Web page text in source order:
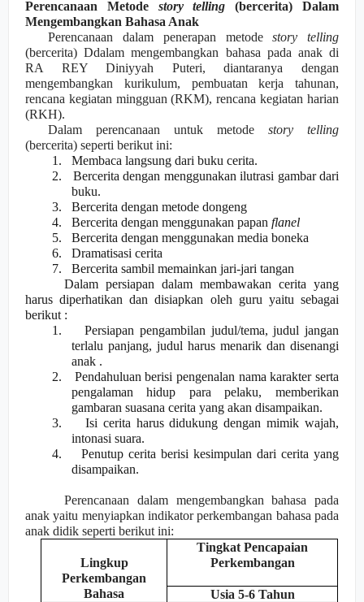
Perencanaan Metode story telling (bercerita)
Dalam
Mengembangkan Bahasa Anak
Perencanaan dalam penerapan metodestory telling
(bercerita) Ddalam mengembangkan bahasa pada anak di
RA REY Diniyyah Puteri, diantaranya dengan
mengembangkan kurikulum, pembuatan kerja tahunan,
rencana kegiatan mingguan (RKM), rencana kegiatan harian
(RKH).
Dalam perencanaan untuk metodestory telling
(bercerita) seperti berikut ini:
1.
Membaca langsung dari buku cerita.
2.
Bercerita dengan menggunakan ilutrasi gambar dari
buku.
3.
Bercerita dengan metode dongeng
4.
Bercerita dengan menggunakan papan flanel
5.
Bercerita dengan menggunakan media boneka
6.
Dramatisasi cerita
7.
Bercerita sambil memainkan jari-jari tangan
Dalam persiapan dalam membawakan cerita yang
harus diperhatikan dan disiapkan oleh guru yaitu sebagai
berikut :
1.
Persiapan pengambilan judul/tema, judul jangan
terlalu panjang, judul harus menarik dan disenangi
anak .
2.
Pendahuluan berisi pengenalan nama karakter serta
pengalaman hidup para pelaku, memberikan
gambaran suasana cerita yang akan disampaikan.
3.
Isi cerita harus didukung dengan mimik wajah,
intonasi suara.
4.
Penutup cerita berisi kesimpulan dari cerita yang
disampaikan.
Perencanaan dalam mengembangkan bahasa pada
anak yaitu menyiapkan indikator perkembangan bahasa pada
anak didik seperti berikut ini:
Lingkup
Perkembangan
Bahasa
Tingkat Pencapaian
Perkembangan
Usia 5-6 Tahun